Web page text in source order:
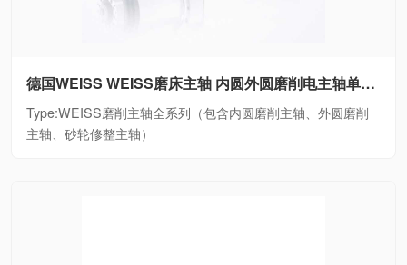
德国WEISS WEISS磨床主轴 内圆外圆磨削电主轴单元WEISS磨削主轴全系列（包含内圆磨削主轴、外圆磨削主轴、砂轮修整主轴）
Type:WEISS磨削主轴全系列（包含内圆磨削主轴、外圆磨削
主轴、砂轮修整主轴）